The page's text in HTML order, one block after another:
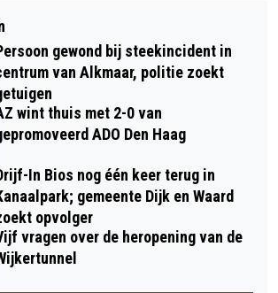
VOOR KINDEREN IN
ALKMAAR MET
EN DIKKE
DEELNEMER NAAR
BIJ SPORT-Z
gewond bij steekincident in
van Alkmaar, politie zoekt
wint thuis met 2-0 van
ADO Den Haag
In Bios nog één keer terug in
gemeente Dijk en Waard
opvolger
vragen over de heropening van de